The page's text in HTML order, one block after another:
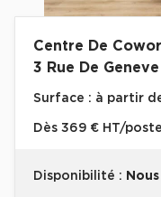
Centre De
3 Rue De
Surface : à partir
Dès 369 € HT/
Disponibilité :